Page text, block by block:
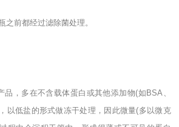
之前都经过滤除菌处理。
品，多在不含载体蛋白或其他添加物(如 BSA
以低盐的形式做冻干处理，因此微量(多以微克